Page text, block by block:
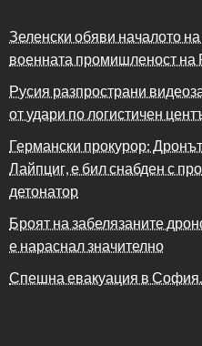
Зеленски обяви началото
военната промишленост на
Русия разпространи
от удари по логистичен
Германски прокурор:
Лайпциг, е бил снабден с
детонатор
Броят на забелязаните
е нараснал значително
Спешна евакуация в София.